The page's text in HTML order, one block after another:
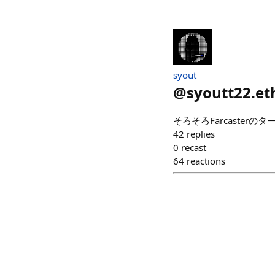
syout
@
そろそろFarcasterのタ
42 replies
0 recast
64 reactions